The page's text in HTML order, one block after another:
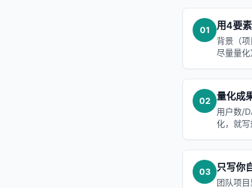
01 用4要
背景（
尽量量化
02 量化成
用户数/
化，就
03 只写你
团队项